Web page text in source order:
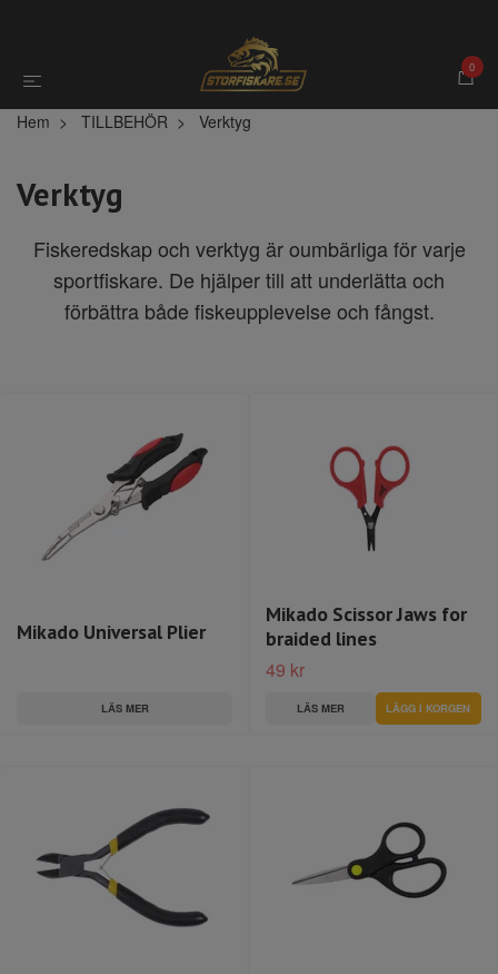
0
Hem TILLBEHÖR Verktyg
Verktyg
Fiskeredskap och verktyg är oumbärliga för varje
sportfiskare. De hjälper till att underlätta och
förbättra både fiskeupplevelse och fångst.
Mikado Universal Plier
LÄS MER
Mikado Scissor Jaws for
braided lines
49 kr
LÄS MER